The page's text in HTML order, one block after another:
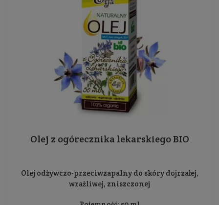
Olej z ogórecznika lekarskiego BIO
Olej odżywczo-przeciwzapalny do skóry dojrzałej,
wrażliwej, zniszczonej